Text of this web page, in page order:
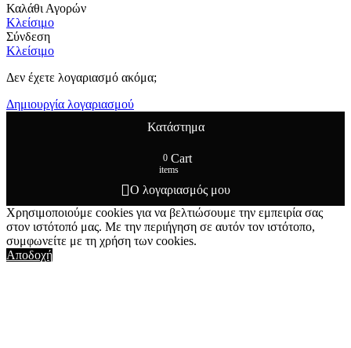
Καλάθι Αγορών
Κλείσιμο
Σύνδεση
Κλείσιμο
Δεν έχετε λογαριασμό ακόμα;
Δημιουργία λογαριασμού
Κατάστημα
0
items
Cart
Ο λογαριασμός μου
Χρησιμοποιούμε cookies για να βελτιώσουμε την εμπειρία σας
στον ιστότοπό μας. Με την περιήγηση σε αυτόν τον ιστότοπο,
συμφωνείτε με τη χρήση των cookies.
Αποδοχή